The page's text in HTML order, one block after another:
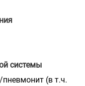
системы
пневмонит (в т.ч.